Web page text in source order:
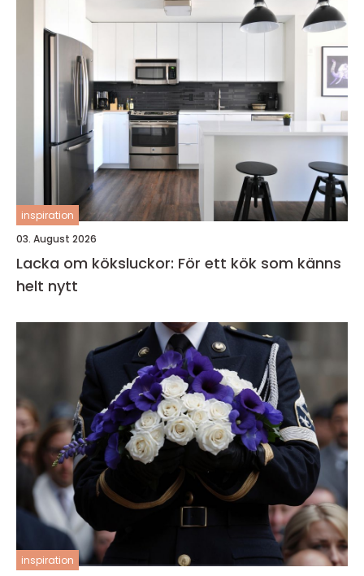
inspiration
03. August 2026
Lacka om köksluckor: För ett kök som känns
helt nytt
inspiration